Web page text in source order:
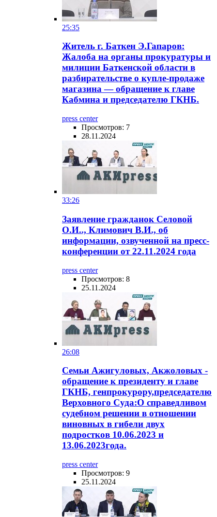
25:35
Житель г. Баткен Э.Гапаров:
Жалоба на органы прокуратуры и
милиции Баткенской области в
разбирательстве о купле-продаже
магазина — обращение к главе
Кабмина и председателю ГКНБ.
press center
Просмотров: 7
28.11.2024
33:26
Заявление гражданок Селовой
О.И.., Климович В.И., об
информации, озвученной на пресс-
конференции от 22.11.2024 года
press center
Просмотров: 8
25.11.2024
26:08
Семьи Ажигуловых, Акжоловых -
обращение к президенту и главе
ГКНБ, генпрокурору,председателю
Верховного Суда:О справедливом
судебном решении в отношении
виновных в гибели двух
подростков 10.06.2023 и
13.06.2023года.
press center
Просмотров: 9
25.11.2024